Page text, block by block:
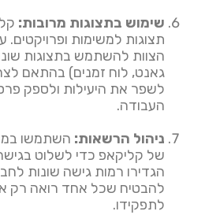
שימוש בתצוגות מרובות:
תצוגות למשימות ופרויקטים.
הצוות להשתמש בתצוגות
גאנט, לוח זמנים) בהתאם
לשפר את היעילות ולספק
העבודה.
ניהול הרשאות: השתמשו
של קליקאפ כדי לשלוט
הגדירו רמות גישה שונות
להבטיח שכל אחד רואה רק
לתפקידו.